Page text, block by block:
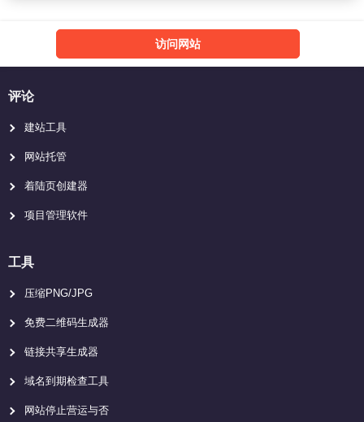
访问网站
评论
建站工具
网站托管
着陆页创建器
项目管理软件
工具
压缩PNG/JPG
免费二维码生成器
链接共享生成器
域名到期检查工具
网站停止营运与否